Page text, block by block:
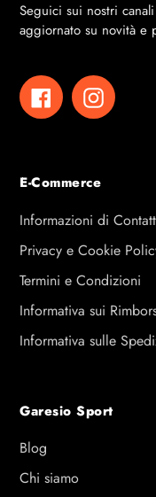
Seguici sui nostri
aggiornato su novità e
Facebook
E-Commerce
Informazioni di
Privacy e Cookie
Termini e Condizioni
Informativa sui
Informativa sulle
Garesio Sport
Blog
Chi siamo